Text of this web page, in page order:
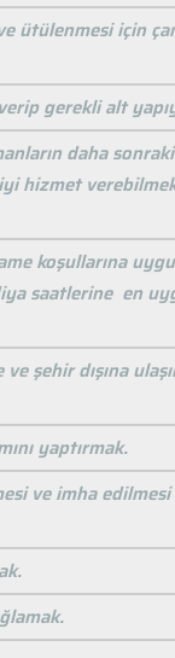
ütülenmesi için
gerekli alt
daha
hizmet
koşullarına
saatlerine en
şehir dışına
yaptırmak.
ve imha